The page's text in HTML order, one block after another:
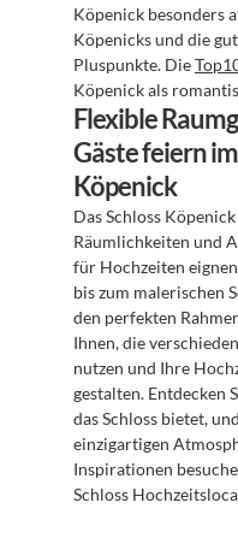
Köpenick besonders
Köpenicks und die
Pluspunkte. Die
Köpenick als
Flexible
Gäste feiern
Köpenick
Das Schloss
Räumlichkeiten und
für Hochzeiten
bis zum malerischen
den perfekten
Ihnen, die
nutzen und Ihre
gestalten. Entdecken
das Schloss bietet,
einzigartigen
Inspirationen
Schloss